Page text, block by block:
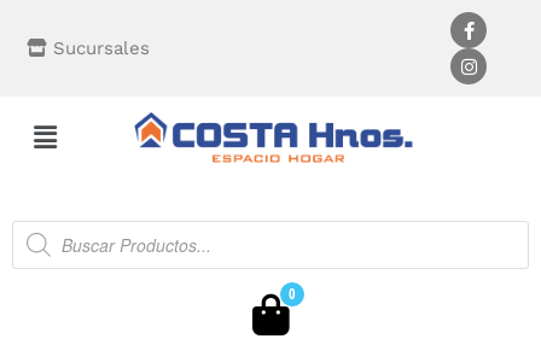
Sucursales
0